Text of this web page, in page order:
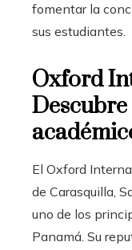
fomentar la
sus estudiantes.
Oxford
El Oxford
de Carasquilla,
uno de los
Panamá. Su